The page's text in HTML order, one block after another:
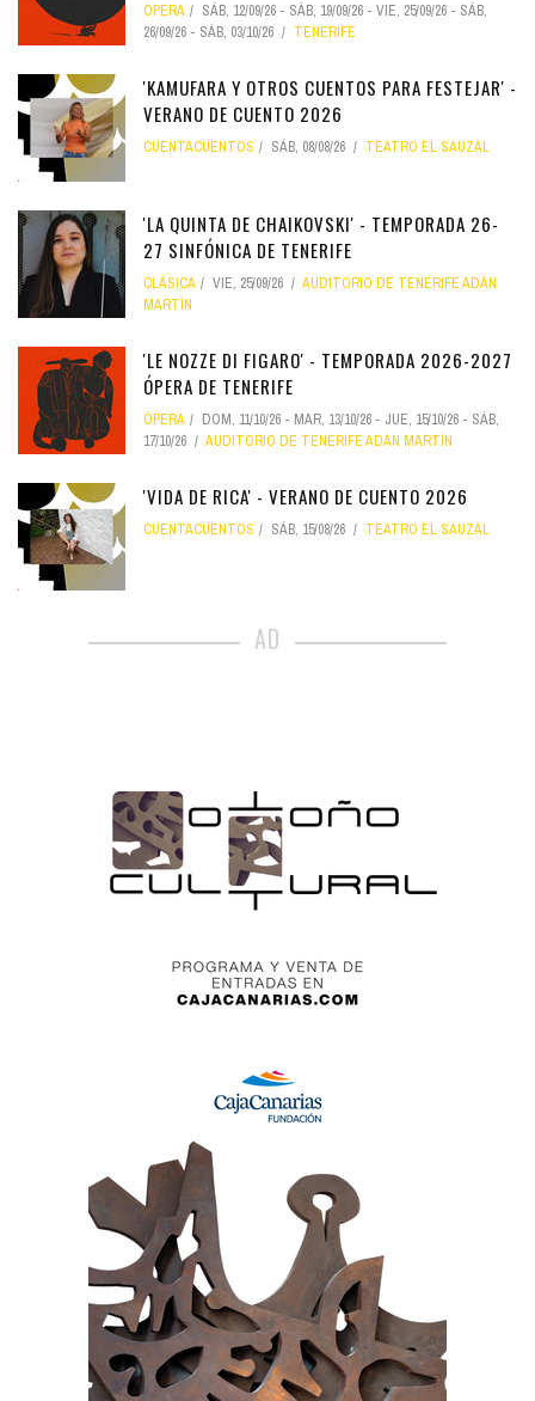
ÓPERA SÁB, 12/09/26 - SÁB, 19/09/26 - VIE, 25/09/26 - SÁB,
26/09/26 - SÁB, 03/10/26 TENERIFE
'KAMUFARA Y OTROS CUENTOS PARA FESTEJAR' -
VERANO DE CUENTO 2026
CUENTACUENTOS SÁB, 08/08/26 TEATRO EL SAUZAL
'LA QUINTA DE CHAIKOVSKI' - TEMPORADA 26-
27 SINFÓNICA DE TENERIFE
CLÁSICA VIE, 25/09/26
AUDITORIO DE TENERIFE ADÁN
MARTÍN
'LE NOZZE DI FIGARO' - TEMPORADA 2026-2027
ÓPERA DE TENERIFE
ÓPERA DOM, 11/10/26 - MAR, 13/10/26 - JUE, 15/10/26 - SÁB,
17/10/26
AUDITORIO DE TENERIFE ADÁN MARTÍN
'VIDA DE RICA' - VERANO DE CUENTO 2026
CUENTACUENTOS SÁB, 15/08/26 TEATRO EL SAUZAL
AD